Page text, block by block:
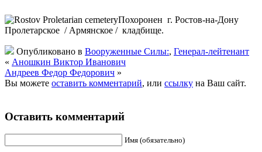
Похоронен г. Ростов-на-Дону
Пролетарское / Армянское / кладбище.
Опубликовано в Вооруженные Силы:, Генерал-лейтенант
« Аношкин Виктор Иванович
Андреев Федор Федорович »
Вы можете оставить комментарий, или ссылку на Ваш сайт.
Оставить комментарий
Имя (обязательно)